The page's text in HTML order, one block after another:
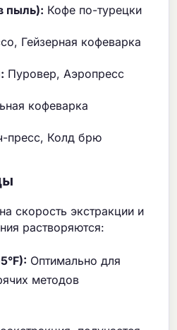
пыль): Кофе по-турецки
Гейзерная кофеварка
Пуровер, Аэропресс
кофеварка
пресс, Колд брю
скорость экстракции и
растворяются:
Оптимально для
методов